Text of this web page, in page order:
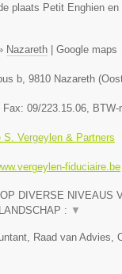
plaats Petit Enghien
Nazareth Google maps
b 9810 Nazareth (
, Fax: 09/223.15.06 , BTW-
S. Vergeylen & Partners
fiduciaire.be
DIVERSE NIVEAUS
: ▼
Raad van Advies,